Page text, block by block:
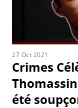
27 Oct 2021
Crimes
été